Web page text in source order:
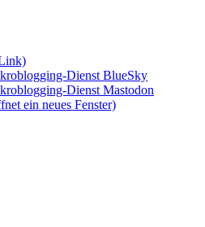
Dienst BlueSky
Dienst Mastodon
ein neues Fenster)